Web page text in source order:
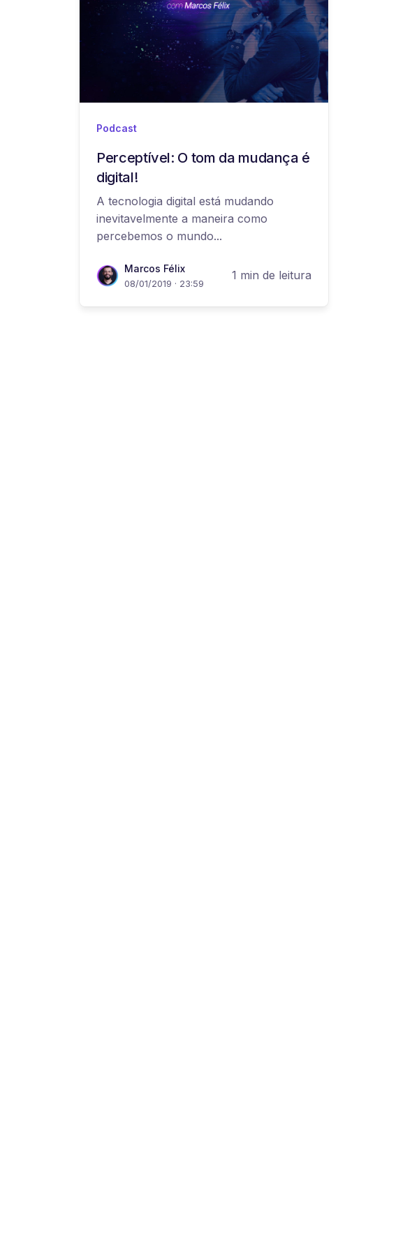
Podcast
Perceptível: O tom da mudança é
digital!
A tecnologia digital está mudando
inevitavelmente a maneira como
percebemos o mundo...
Marcos Félix
08/01/2019 · 23:59
1 min de leitura